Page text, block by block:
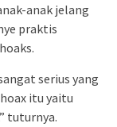
anak jelang
praktis
serius yang
itu yaitu
tuturnya.